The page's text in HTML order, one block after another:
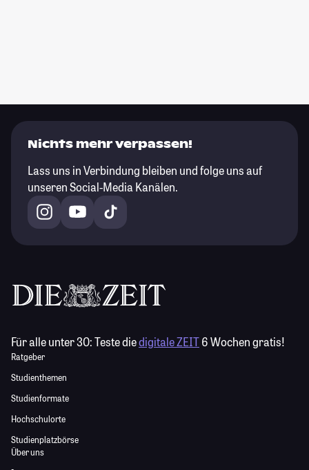
Nichts mehr verpassen!
Lass uns in Verbindung bleiben und folge uns auf
unseren Social-Media Kanälen.
Für alle unter 30:Teste diedigitale ZEIT6 Wochen gratis!
Ratgeber
Studienthemen
Studienformate
Hochschulorte
Studienplatzbörse
Über uns